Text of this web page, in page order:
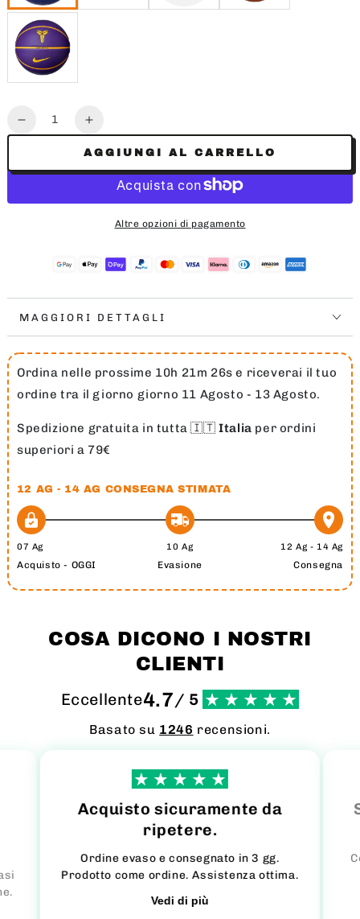
Quantità
Diminuisce
per
SIZE
7
Aumenta
quantità
per
PALLA
ALL
SIZE
7
AGGIUNGI AL CARRELLO
Altre opzioni di pagamento
MAGGIORI DETTAGLI
Ordina nelle prossime 10h 21m 25s e riceverai il tuo
ordine tra il giorno giorno 11 Agosto - 13 Agosto.
Spedizione gratuita in tutta 🇮🇹Italia per ordini
superiori a 79€
12 AG - 14 AG CONSEGNA STIMATA
07 Ag
Acquisto - OGGI
10 Ag
Evasione
12 Ag - 14 Ag
Consegna
COSA DICONO I NOSTRI
CLIENTI
Eccellente4.7/ 5
Basato su 1246 recensioni.
Acquisto sicuramente da
ripetere.
Ordine evaso e consegnato in 3 gg.
Prodotto come ordine. Assistenza ottima.
Vedi di più